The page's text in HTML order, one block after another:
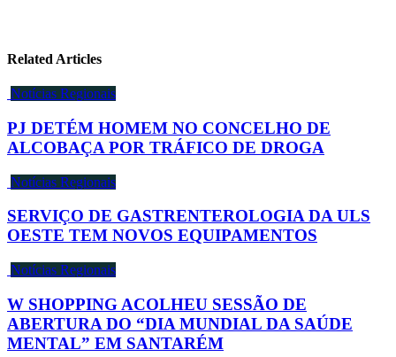
Related Articles
Notícias Regionais
PJ DETÉM HOMEM NO CONCELHO DE
ALCOBAÇA POR TRÁFICO DE DROGA
Notícias Regionais
SERVIÇO DE GASTRENTEROLOGIA DA ULS
OESTE TEM NOVOS EQUIPAMENTOS
Notícias Regionais
W SHOPPING ACOLHEU SESSÃO DE
ABERTURA DO “DIA MUNDIAL DA SAÚDE
MENTAL” EM SANTARÉM